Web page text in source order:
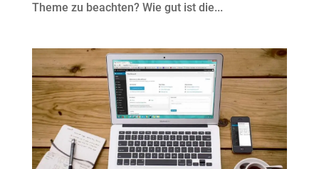
Theme zu beachten? Wie gut ist die...